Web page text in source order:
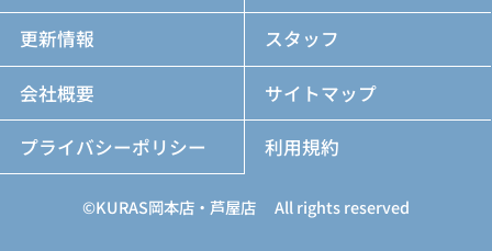
更新情報 スタッフ
会社概要 サイトマップ
プライバシーポリシー 利用規約
©KURAS岡本店・芦屋店 All rights reserved